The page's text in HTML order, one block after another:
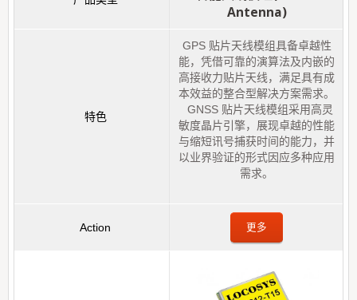
Antenna)
GPS 贴片天线模组具备卓越性
能，凭借可靠的演算法及内嵌的
高接收力贴片天线，满足具有成
本效益的整合型解决方案需求。
GNSS 贴片天线模组采用高灵
敏度晶片引擎，展现卓越的性能
与缩短讯号捕获时间的能力，并
以业界验证的形式因应多种应用
需求。
更多